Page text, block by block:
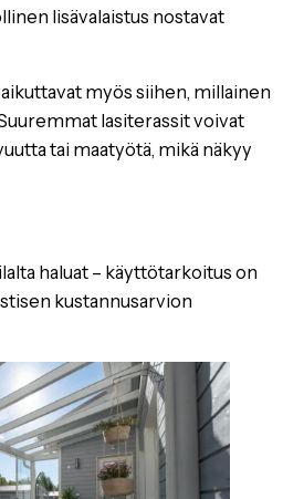
lisävalaistus nostavat
myös siihen, millainen
lasiterassit voivat
tai maatyötä, mikä näkyy
haluat – käyttötarkoitus on
kustannusarvion